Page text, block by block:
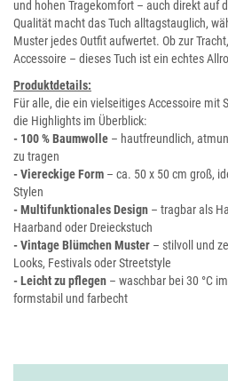
und hohen Tragekomfort – auch direkt auf
Qualität macht das Tuch alltagstauglich,
Muster jedes Outfit aufwertet. Ob zur
Accessoire – dieses Tuch ist ein echtes
Produktdetails:
Für alle, die ein vielseitiges Accessoire mit
die Highlights im Überblick:
- 100 % Baumwolle – hautfreundlich,
zu tragen
- Viereckige Form – ca. 50 x 50 cm groß,
Stylen
- Multifunktionales Design – tragbar als
Haarband oder Dreieckstuch
- Vintage Blümchen Muster – stilvoll und
Looks, Festivals oder Streetstyle
- Leicht zu pflegen – waschbar bei 30 °C
formstabil und farbecht